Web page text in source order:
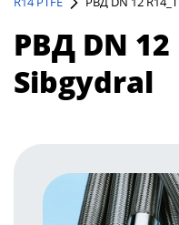
РВД DN 12
Sibgydral